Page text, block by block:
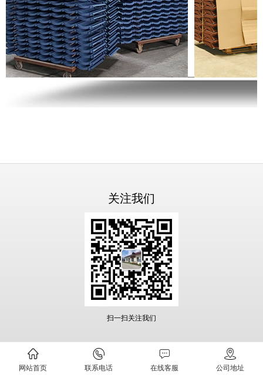
网站首页 联系电话 在线客服 公司地址
关注我们
扫一扫关注我们